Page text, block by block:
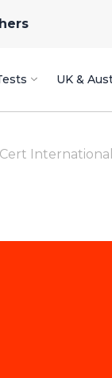
UK &
International